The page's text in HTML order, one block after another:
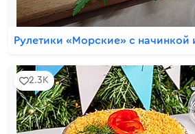
Рулетики «Морские» с начинкой
2.3K